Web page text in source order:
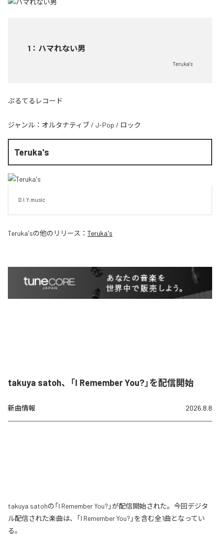
1 ： ハマれない男
Teruka's
ぷるてるレコード
ジャンル： オルタナティブ / J-Pop / ロック
Teruka's
D.I.Y.music
Teruka'sの他のリリース： Teruka's
takuya satoh、「I Remember You?」を配信開始
新曲情報 2026.8.8
takuya satohの「I Remember You?」が配信開始された。今回デジタ
ル配信された楽曲は、「I Remember You?」を含む全1曲となってい
る。